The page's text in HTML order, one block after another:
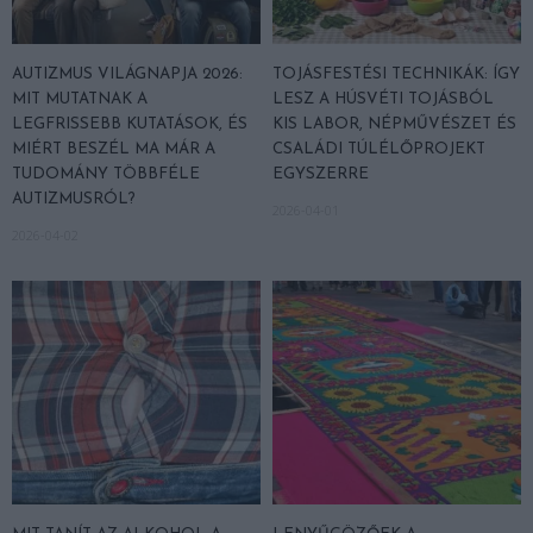
AUTIZMUS VILÁGNAPJA 2026:
MIT MUTATNAK A
LEGFRISSEBB KUTATÁSOK, ÉS
MIÉRT BESZÉL MA MÁR A
TUDOMÁNY TÖBBFÉLE
AUTIZMUSRÓL?
TOJÁSFESTÉSI TECHNIKÁK: ÍGY
LESZ A HÚSVÉTI TOJÁSBÓL
KIS LABOR, NÉPMŰVÉSZET ÉS
CSALÁDI TÚLÉLŐPROJEKT
EGYSZERRE